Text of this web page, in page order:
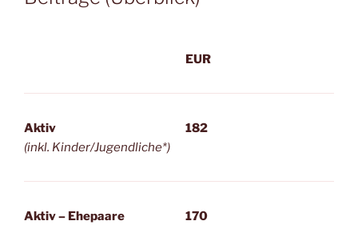
EUR
Aktiv
(inkl. Kinder/Jugendliche*)
182
Aktiv – Ehepaare
170